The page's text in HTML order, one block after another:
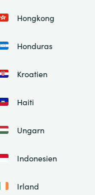
Hongkong
Honduras
Kroatien
Haiti
Ungarn
Indonesien
Irland